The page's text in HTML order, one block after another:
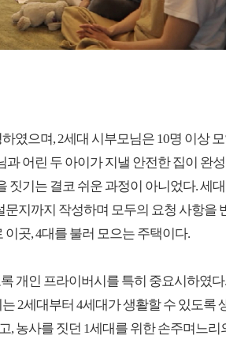
였으며, 2세대 시부모님은 10명 이상
어린 두 아이가 지낼 안전한 집이 완
짓기는 결코 쉬운 과정이 아니었다. 세
지까지 작성하며 모두의 요청 사항을
곳, 4대를 불러 모으는 주택이다.
개인 프라이버시를 특히 중요시하였다
2세대부터 4세대가 생활할 수 있도록
, 농사를 짓던 1세대를 위한 손주며느리